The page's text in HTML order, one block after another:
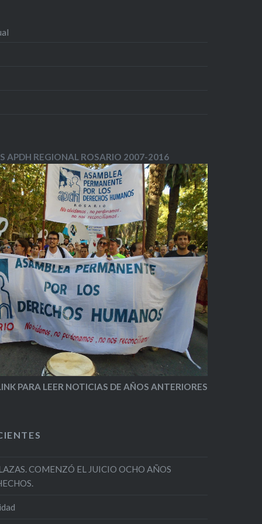
APDH REGIONAL ROSARIO 2007-2016
PARA LEER NOTICIAS DE AÑOS ANTERIORES
COMENZÓ EL JUICIO OCHO AÑOS